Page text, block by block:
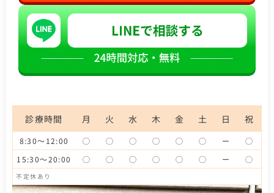
診療時間 月 火 水 木 金 土 日 祝
8:30〜12:00 ◯ ◯ ◯ ◯ ◯ ◯ ー
◯
15:30〜20:00
◯ ◯ ◯ ◯ ◯ ◯ ー ◯
不定休あり